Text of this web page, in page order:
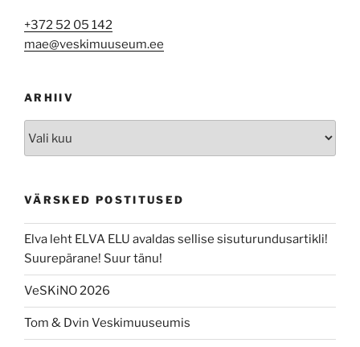
+372 52 05 142
mae@veskimuuseum.ee
ARHIIV
VÄRSKED POSTITUSED
Elva leht ELVA ELU avaldas sellise sisuturundusartikli!
Suurepärane! Suur tänu!
VeSKiNO 2026
Tom & Dvin Veskimuuseumis